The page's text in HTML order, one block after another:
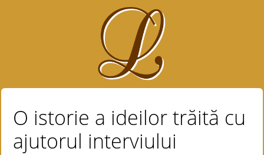
O istorie a ideilor trăită cu
ajutorul interviului